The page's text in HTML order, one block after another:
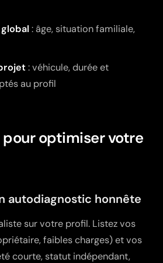
: âge, situation familiale,
: véhicule, durée et
au profil
pour optimiser votre
autodiagnostic honnête
sur votre profil. Listez vos
faibles charges) et vos
courte, statut indépendant,